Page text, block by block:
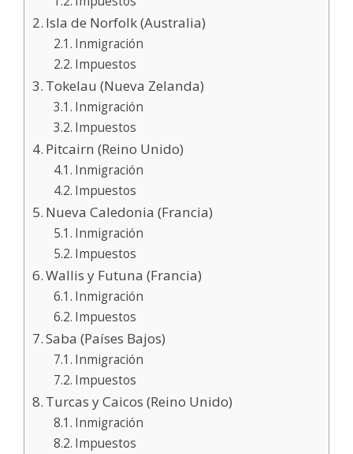
Isla de Norfolk (Australia)
Inmigración
Impuestos
Tokelau (Nueva Zelanda)
Inmigración
Impuestos
Pitcairn (Reino Unido)
Inmigración
Impuestos
Nueva Caledonia (Francia)
Inmigración
Impuestos
Wallis y Futuna (Francia)
Inmigración
Impuestos
Saba (Países Bajos)
Inmigración
Impuestos
Turcas y Caicos (Reino Unido)
Inmigración
Impuestos